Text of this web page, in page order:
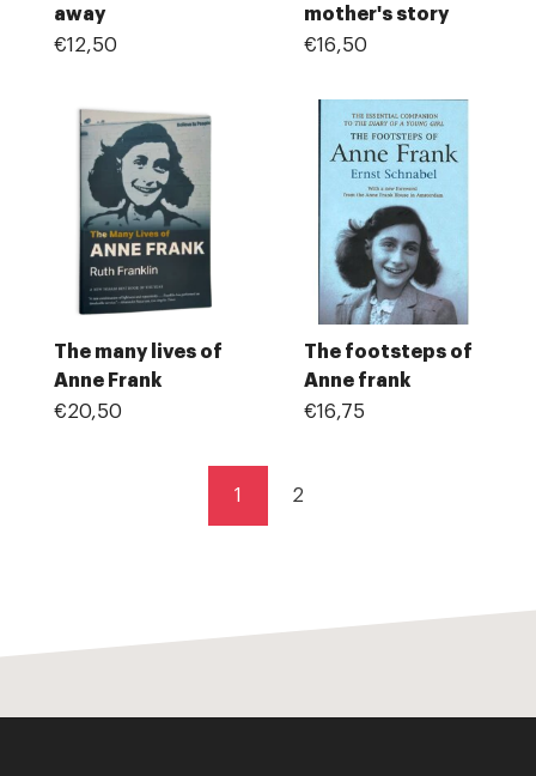
away
€12,50
mother's story
€16,50
The many lives of
Anne Frank
€20,50
The footsteps of
Anne frank
€16,75
1 2